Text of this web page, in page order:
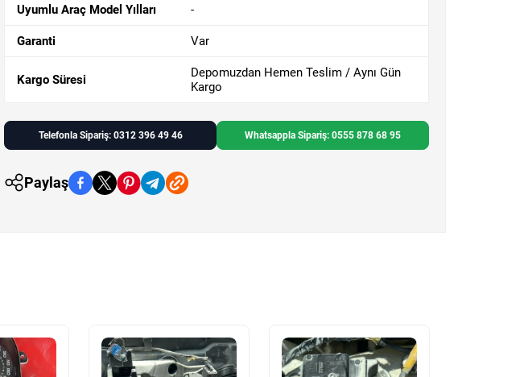
Uyumlu Araç Model Yılları -
Garanti Var
Kargo Süresi
Depomuzdan Hemen Teslim / Aynı Gün
Kargo
Telefonla Sipariş: 0312 396 49 46 Whatsappla Sipariş: 0555 878 68 95
Paylaş